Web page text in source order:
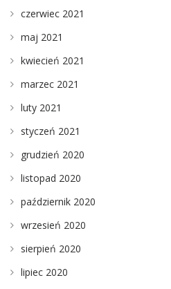
czerwiec 2021
maj 2021
kwiecień 2021
marzec 2021
luty 2021
styczeń 2021
grudzień 2020
listopad 2020
październik 2020
wrzesień 2020
sierpień 2020
lipiec 2020